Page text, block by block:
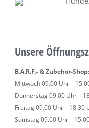
Unsere
B.A.R.F.- & Zubehör-Shop:
Mittwoch 09.00 Uhr –
Donnerstag 09.00 Uhr –
Freitag 09.00 Uhr – 18.30
Samstag 09.00 Uhr –